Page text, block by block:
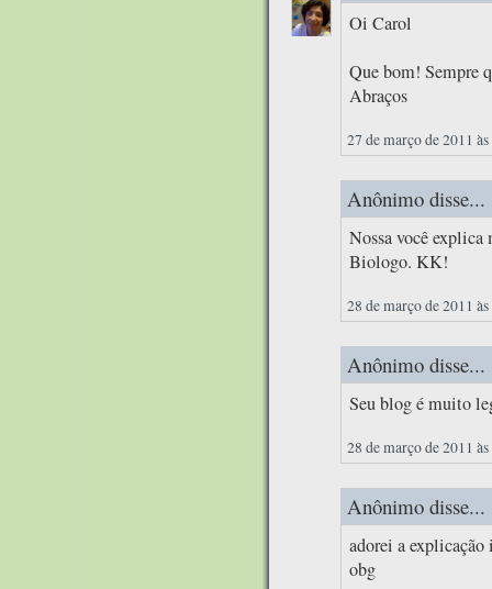
Oi Carol
Que bom! Sempre
Abraços
27 de março de 2011
Anônimo disse...
Nossa você explica
Biologo. KK!
28 de março de 2011
Anônimo disse...
Seu blog é muito
28 de março de 2011
Anônimo disse...
adorei a
obg